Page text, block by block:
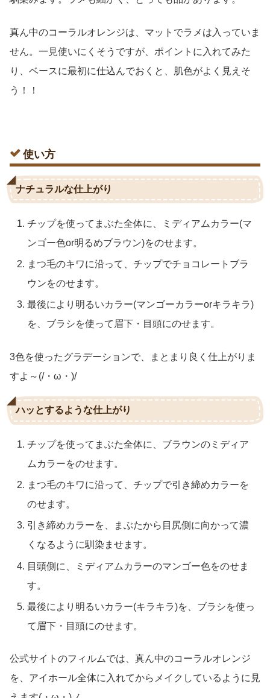
真ん中のコーラルオレンジは、マットでラメは入っていま
せん。一見使いにくそうですが、ポイントに入れてみた
り、ベースに最初に仕込んでおくと、肌色がよく見えそ
う！！
使い方
ナチュラルな仕上がり
チップを使ってまぶた全体に、ミディアムカラー(マ
ンゴー色or明るめブラウン)をのせます。
まつ毛のキワに沿って、チップでチョコレートブラ
ウンをのせます。
最後により明るいカラー(マンゴーカラーorキラキラ)
を、ブラシを使って眉下・目頭にのせます。
3色を使ったグラデーションで、まとまり良く仕上がりま
すよ～(/・ω・)/
ハッとするような仕上がり
チップを使ってまぶた全体に、ブラウンのミディア
ムカラーをのせます。
まつ毛のキワに沿って、チップで引き締めカラーを
のせます。
引き締めカラーを、まぶたから目尻側に向かって濃
くなるように馴染ませます。
目頭側に、ミディアムカラーのマンゴー色をのせま
す。
最後により明るいカラー(キラキラ)を、ブラシを使っ
て眉下・目頭にのせます。
公式サイトのフィルムでは、真ん中のコーラルオレンジ
を、アイホール全体に入れてからメイクしているように見